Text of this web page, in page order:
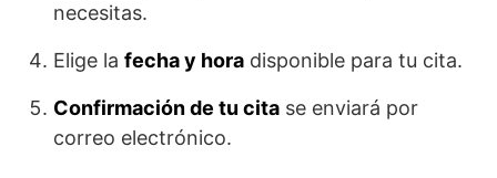
necesitas.
Elige la fecha y hora disponible para tu cita.
Confirmación de tu cita se enviará por
correo electrónico.